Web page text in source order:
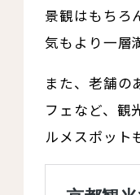
景観はもちろ
気もより一層
また、老舗の
フェなど、観
ルメスポット